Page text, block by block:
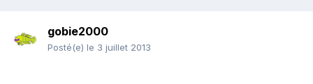
gobie2000
Posté(e) le 3 juillet 2013